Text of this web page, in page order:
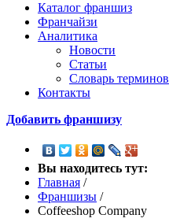
Каталог франшиз
Франчайзи
Аналитика
Новости
Статьи
Словарь терминов
Контакты
Добавить франшизу
Вы находитесь тут:
Главная /
Франшизы /
Coffeeshop Company